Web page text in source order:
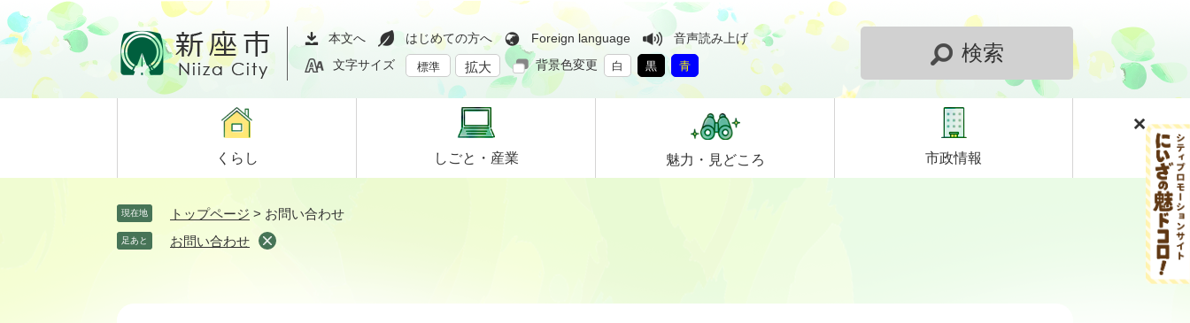
ペ
ー
ジ
メ
ニ
ュ
て
本文へ はじめての方へ Foreign language
音声読み上げ
文字サイズ
標準 拡大 背景色変更 白 黒 青
検索
くらし しごと・ 産業 魅力・ 見どころ 市政情報
現在地 トップページ > お問い合わせ
足あと お問い合わせ